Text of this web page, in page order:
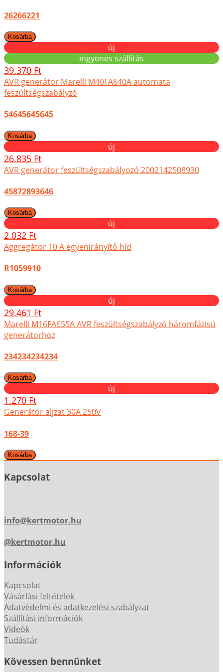
26266221
új
ingyenes szállítás
39.370 Ft
AVR generátor Marelli M40FA640A automata
feszültségszabályzó
54645645645
új
26.835 Ft
AVR generátor feszültségszabályozó 2002142508930
45872893646
új
2.032 Ft
Aggregátor 10 A egyenirányító híd
R1059910
új
29.461 Ft
Marelli M16FA655A AVR feszültségszabályzó háromfázisú
generátorhoz
234234234234
új
1.270 Ft
Generátor aljzat 30A 250V
168-39
Kapcsolat
info@kertmotor.hu
@kertmotor.hu
Információk
Kapcsolat
Vásárlási feltételek
Adatvédelmi és adatkezelési szabályzat
Szállítási információk
Videók
Tudástár
Kövessen bennünket